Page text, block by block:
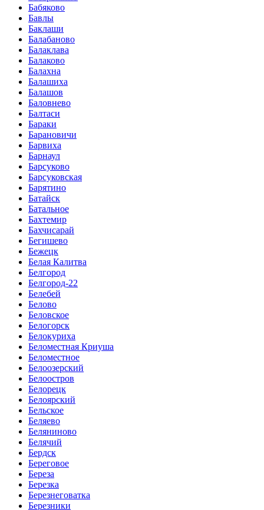
Бабяково
Бавлы
Баклаши
Балабаново
Балаклава
Балаково
Балахна
Балашиха
Балашов
Баловнево
Балтаси
Бараки
Барановичи
Барвиха
Барнаул
Барсуково
Барсуковская
Барятино
Батайск
Батальное
Бахтемир
Бахчисарай
Бегишево
Бежецк
Белая Калитва
Белгород
Белгород-22
Белебей
Белово
Беловское
Белогорск
Белокуриха
Беломестная Криуша
Беломестное
Белоозерский
Белоостров
Белорецк
Белоярский
Бельское
Беляево
Беляниново
Белячий
Бердск
Береговое
Береза
Березка
Березнеговатка
Березники